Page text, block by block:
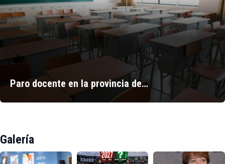
Paro docente en la provincia de…
Galería